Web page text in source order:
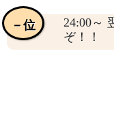
24:00～
ぞ！！
－位